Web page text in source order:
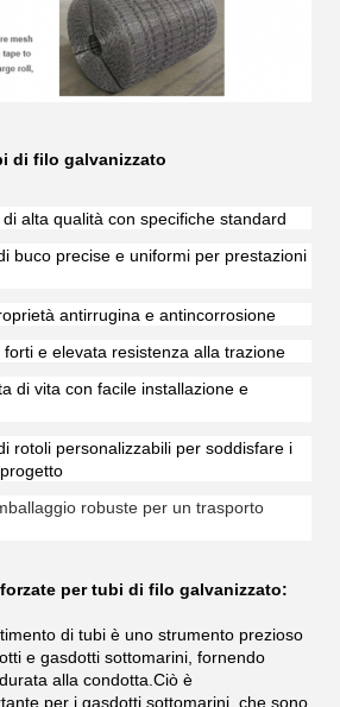
di filo galvanizzato
alta qualità con specifiche standard
buco precise e uniformi per prestazioni
antirrugina e antincorrosione
forti e elevata resistenza alla trazione
di vita con facile installazione e
rotoli personalizzabili per soddisfare i
robuste per un trasporto
per tubi di filo galvanizzato:
di tubi è uno strumento prezioso
e gasdotti sottomarini, fornendo
alla condotta.Ciò è
per i gasdotti sottomarini, che sono